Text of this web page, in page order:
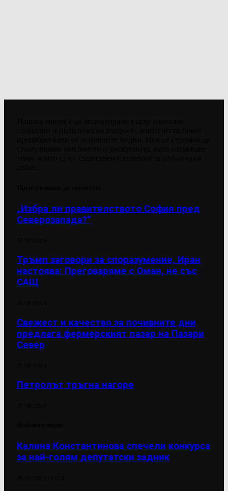
„Избра ли правителството София пред
Северозапада?“
Тръмп заговори за споразумение, Иран
настоява: Преговаряме с Оман, не със
САЩ
Свежест и качество за почивните дни
предлага фермерският пазар на Пазари
Север
Петролът тръгна нагоре
Калина Константинова спечели конкурса
за най-голям депутатски задник